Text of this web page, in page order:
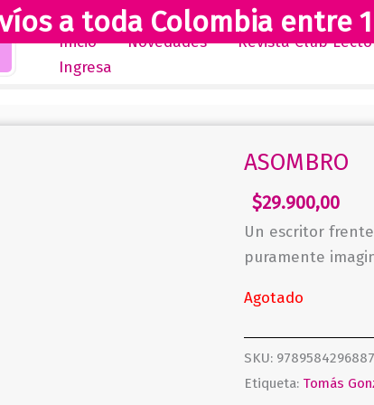
a toda Colombia entre
Inicio Novedades Revista Club
Ingresa
ASOMBRO
$29.900,00
Un escritor
puramente
Agotado
SKU: 9789584296887
Etiqueta: Tomás